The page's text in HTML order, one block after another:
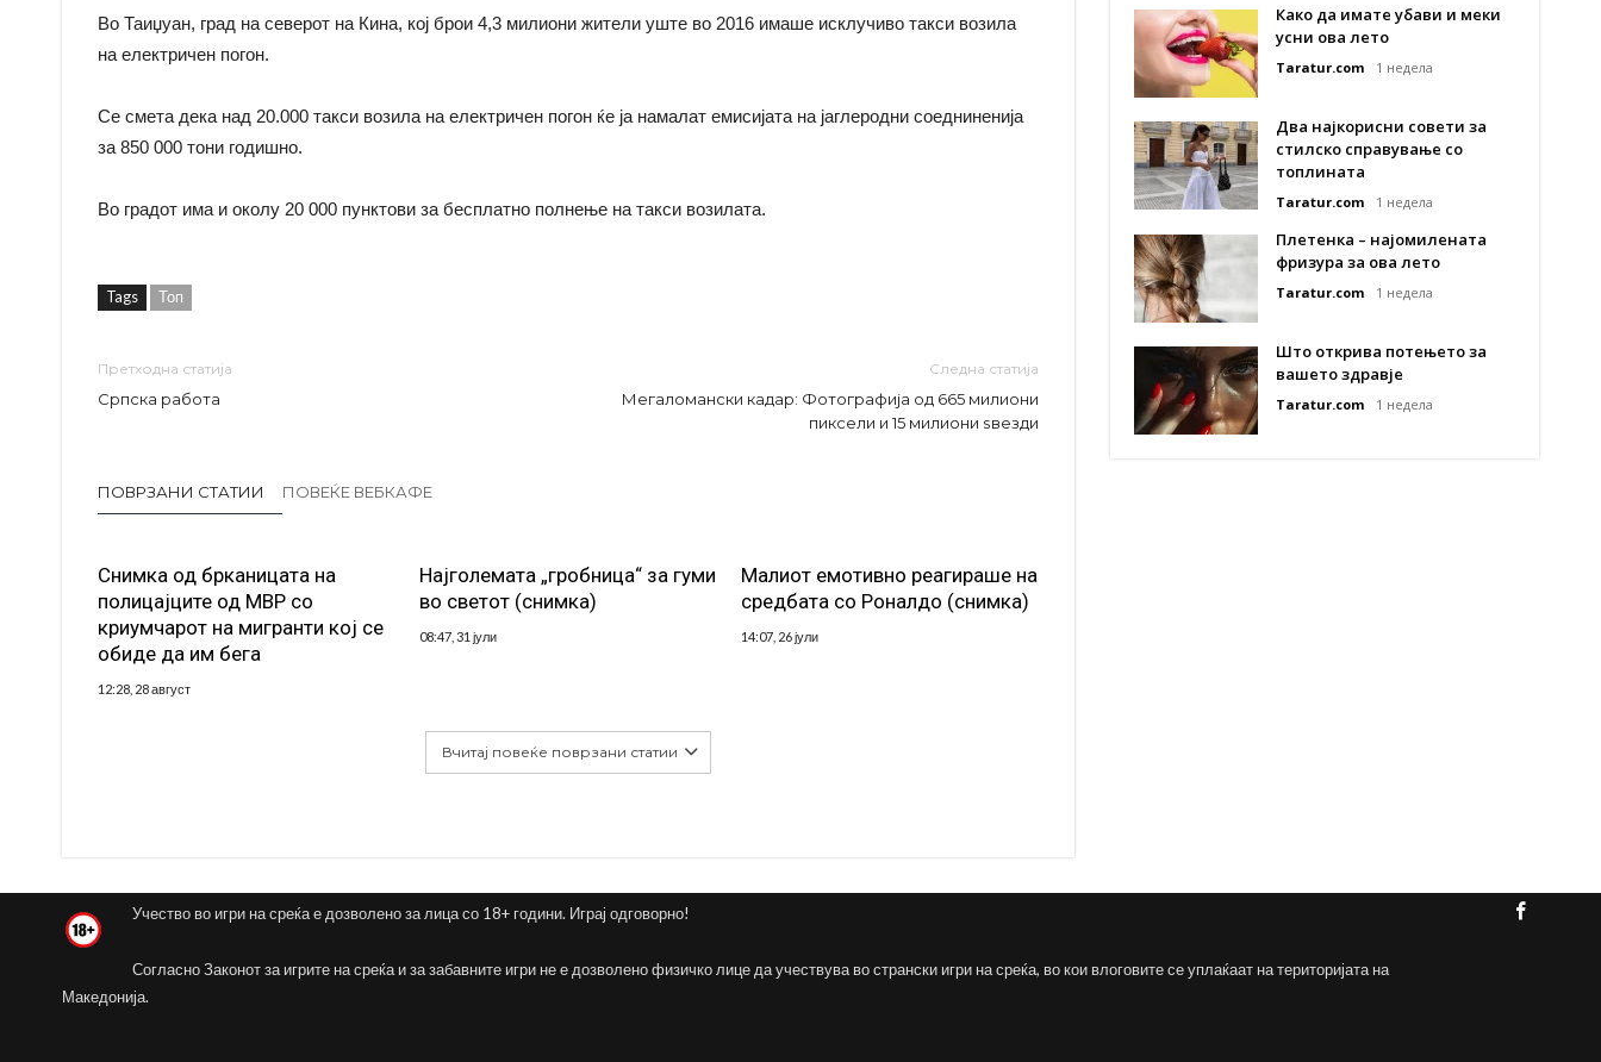
Во Таиџуан, град на северот на Кина, кој брои 4,3 милиони жители уште во 2016 имаше исклучиво такси возила
на електричен погон.
Се смета дека над 20.000 такси возила на електричен погон ќе ја намалат емисијата на јаглеродни соедниненија
за 850 000 тони годишно.
Во градот има и околу 20 000 пунктови за бесплатно полнење на такси возилата.
Tags Топ
Претходна статија
Српска работа
Следна статија
Мегаломански кадар: Фотографија од 665 милиони
пиксели и 15 милиони ѕвезди
ПОВРЗАНИ СТАТИИ ПОВЕЌЕ ВЕБКАФЕ
Снимка од брканицата на
полицајците од МВР со
криумчарот на мигранти кој се
обиде да им бега
12:28, 28 август
Најголемата „гробница“ за гуми
во светот (снимка)
08:47, 31 јули
Малиот емотивно реагираше на
средбата со Роналдо (снимка)
14:07, 26 јули
Вчитај повеќе поврзани статии
Како да имате убави и меки
усни ова лето
Taratur.com 1 недела
Два најкорисни совети за
стилско справување со
топлината
Taratur.com 1 недела
Плетенка – најомилената
фризура за ова лето
Taratur.com 1 недела
Што открива потењето за
вашето здравје
Taratur.com 1 недела
Учество во игри на среќа е дозволено за лица со 18+ години. Играј одговорно!
Согласно Законот за игрите на среќа и за забавните игри не е дозволено физичко лице да учествува во странски игри на среќа, во кои влоговите се уплаќаат на територијата на
Македонија.